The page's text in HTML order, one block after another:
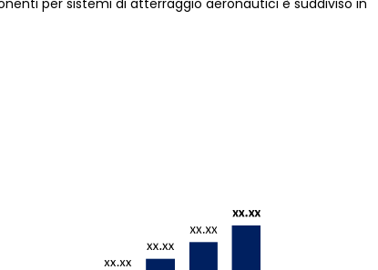
per sistemi di atterraggio aeronautici è suddiviso in